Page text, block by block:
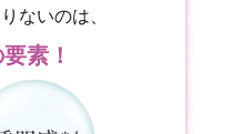
ないのは、
素！